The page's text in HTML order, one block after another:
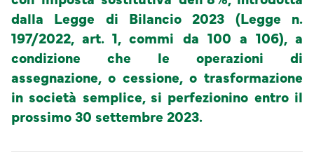
dalla Legge di Bilancio 2023 (Legge n.
197/2022, art. 1, commi da 100 a 106), a
condizione che le operazioni di
assegnazione, o cessione, o trasformazione
in società semplice, si perfezionino entro il
prossimo 30 settembre 2023.